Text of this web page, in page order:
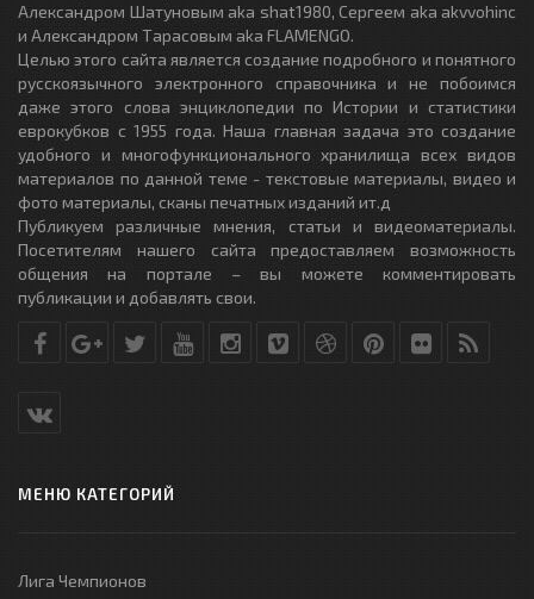
Александром Шатуновым aka shat1980, Сергеем aka akvvohinc
и Александром Тарасовым aka FLAMENGO.
Целью этого сайта является создание подробного и понятного
русскоязычного электронного справочника и не побоимся
даже этого слова энциклопедии по Истории и статистики
еврокубков с 1955 года. Наша главная задача это создание
удобного и многофункционального хранилища всех видов
материалов по данной теме - текстовые материалы, видео и
фото материалы, сканы печатных изданий ит.д
Публикуем различные мнения, статьи и видеоматериалы.
Посетителям нашего сайта предоставляем возможность
общения на портале – вы можете комментировать
публикации и добавлять свои.
МЕНЮ КАТЕГОРИЙ
Лига Чемпионов